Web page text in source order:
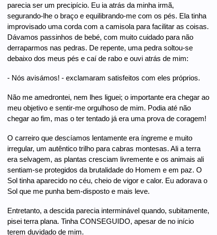
parecia ser um precipício. Eu ia atrás da minha irmã,
segurando-lhe o braço e equilibrando-me com os pés. Ela tinha
improvisado uma corda com a camisola para facilitar as coisas.
Dávamos passinhos de bebé, com muito cuidado para não
derraparmos nas pedras. De repente, uma pedra soltou-se
debaixo dos meus pés e caí de rabo e ouvi atrás de mim:
- Nós avisámos! - exclamaram satisfeitos com eles próprios.
Não me amedrontei, nem lhes liguei; o importante era chegar ao
meu objetivo e sentir-me orgulhoso de mim. Podia até não
chegar ao fim, mas o ter tentado já era uma prova de coragem!
O carreiro que descíamos lentamente era íngreme e muito
irregular, um autêntico trilho para cabras montesas. Ali a terra
era selvagem, as plantas cresciam livremente e os animais ali
sentiam-se protegidos da brutalidade do Homem e em paz. O
Sol tinha aparecido no céu, cheio de vigor e calor. Eu adorava o
Sol que me punha bem-disposto e mais leve.
Entretanto, a descida parecia interminável quando, subitamente,
pisei terra plana. Tinha CONSEGUIDO, apesar de no início
terem duvidado de mim.